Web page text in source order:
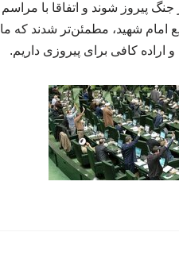
جنگ پیروز شوند و اتفاقا با مراسم
امام شهید، مطمئن‌تر شدند که ما
و اراده کافی برای پیروزی داریم.